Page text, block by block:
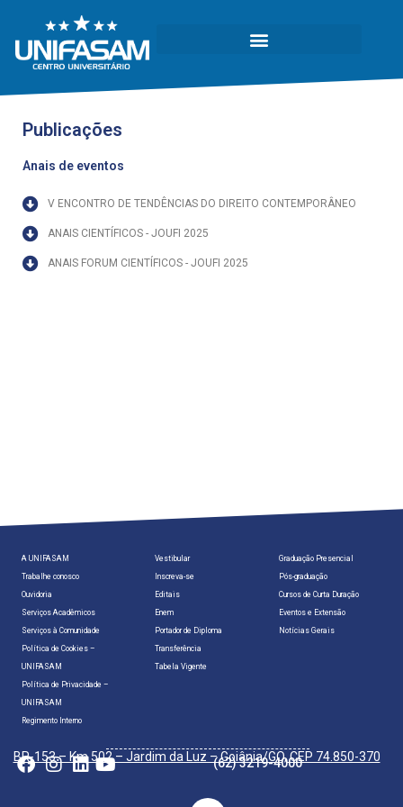
Publicações
Anais de eventos
V ENCONTRO DE TENDÊNCIAS DO DIREITO CONTEMPORÂNEO
ANAIS CIENTÍFICOS - JOUFI 2025
ANAIS FORUM CIENTÍFICOS - JOUFI 2025
A UNIFASAM
Trabalhe conosco
Ouvidoria
Serviços Acadêmicos
Serviços à Comunidade
Política de Cookies –
UNIFASAM
Política de Privacidade –
UNIFASAM
Regimento Interno
Vestibular
Inscreva-se
Editais
Enem
Portador de Diploma
Transferência
Tabela Vigente
Graduação Presencial
Pós-graduação
Cursos de Curta Duração
Eventos e Extensão
Notícias Gerais
(62) 3219-4000
BR-153 – Km 502 – Jardim da Luz – Goiânia/GO, CEP 74.850-370